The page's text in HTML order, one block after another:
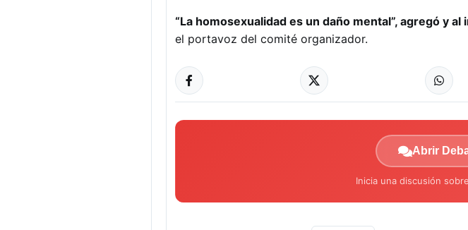
“La homosexualidad es un daño mental”, agregó y
el portavoz del comité organizador.
Abrir
Inicia una discusión